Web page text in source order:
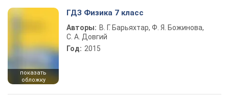
показать
обложку
ГДЗ Физика 7 класс
Авторы: В. Г. Барьяхтар, Ф. Я. Божинова,
С. А. Довгий
Год: 2015